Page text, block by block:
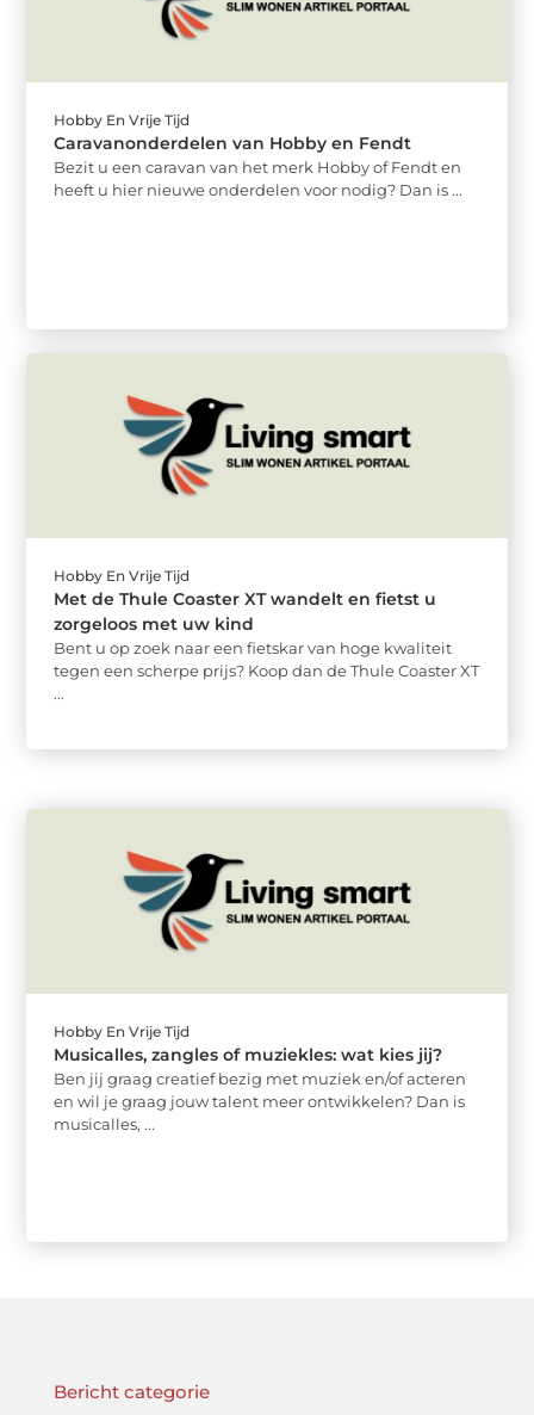
Hobby En Vrije Tijd
Caravanonderdelen van Hobby en Fendt
Bezit u een caravan van het merk Hobby of Fendt en
heeft u hier nieuwe onderdelen voor nodig? Dan is ...
Hobby En Vrije Tijd
Met de Thule Coaster XT wandelt en fietst u
zorgeloos met uw kind
Bent u op zoek naar een fietskar van hoge kwaliteit
tegen een scherpe prijs? Koop dan de Thule Coaster XT
...
Hobby En Vrije Tijd
Musicalles, zangles of muziekles: wat kies jij?
Ben jij graag creatief bezig met muziek en/of acteren
en wil je graag jouw talent meer ontwikkelen? Dan is
musicalles, ...
Bericht categorie